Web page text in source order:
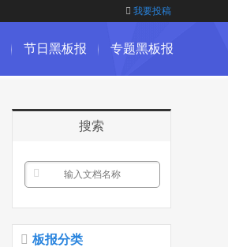
我要投稿
节日黑板报 专题黑板报
搜索
板报分类